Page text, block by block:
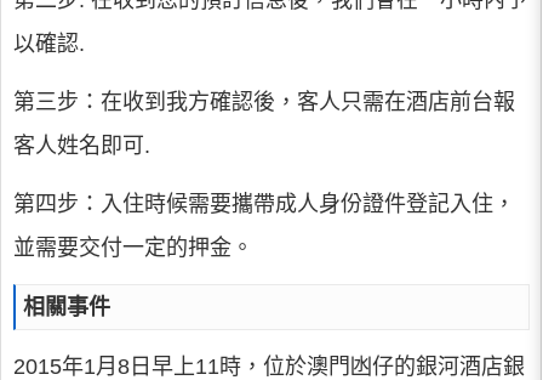
以確認.
第三步：在收到我方確認後，客人只需在酒店前台報
客人姓名即可.
第四步：入住時候需要攜帶成人身份證件登記入住，
並需要交付一定的押金。
相關事件
2015年1月8日早上11時，位於澳門凼仔的銀河酒店銀